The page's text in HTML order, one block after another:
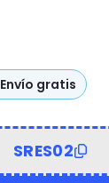
Envío gratis
SRES02